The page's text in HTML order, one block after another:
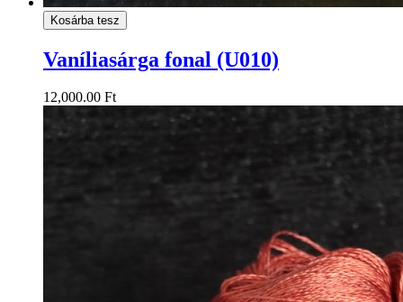
Kosárba tesz
Vaníliasárga fonal (U010)
12,000.00 Ft